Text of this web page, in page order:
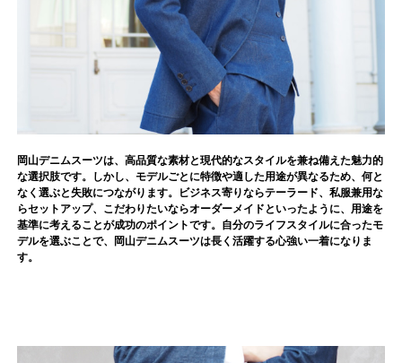
岡山デニムスーツは、高品質な素材と現代的なスタイルを兼ね備えた魅力的
な選択肢です。しかし、モデルごとに特徴や適した用途が異なるため、何と
なく選ぶと失敗につながります。ビジネス寄りならテーラード、私服兼用な
らセットアップ、こだわりたいならオーダーメイドといったように、用途を
基準に考えることが成功のポイントです。自分のライフスタイルに合ったモ
デルを選ぶことで、岡山デニムスーツは長く活躍する心強い一着になりま
す。